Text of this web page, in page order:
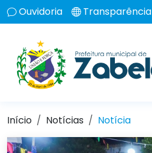
Ouvidoria Transparência
Início Notícias Notícia